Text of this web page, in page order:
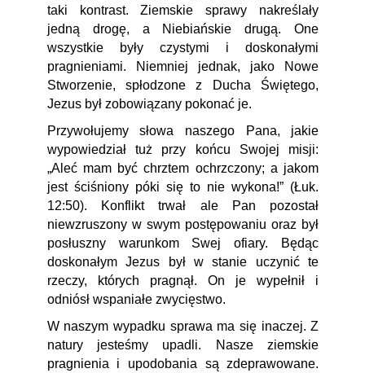
taki kontrast. Ziemskie sprawy nakreślały
jedną drogę, a Niebiańskie drugą. One
wszystkie były czystymi i doskonałymi
pragnieniami. Niemniej jednak, jako Nowe
Stworzenie, spłodzone z Ducha Świętego,
Jezus był zobowiązany pokonać je.
Przywołujemy słowa naszego Pana, jakie
wypowiedział tuż przy końcu Swojej misji:
„Aleć mam być chrztem ochrzczony; a jakom
jest ściśniony póki się to nie wykona!” (Łuk.
12:50). Konflikt trwał ale Pan pozostał
niewzruszony w swym postępowaniu oraz był
posłuszny warunkom Swej ofiary. Będąc
doskonałym Jezus był w stanie uczynić te
rzeczy, których pragnął. On je wypełnił i
odniósł wspaniałe zwycięstwo.
W naszym wypadku sprawa ma się inaczej. Z
natury jesteśmy upadli. Nasze ziemskie
pragnienia i upodobania są zdeprawowane.